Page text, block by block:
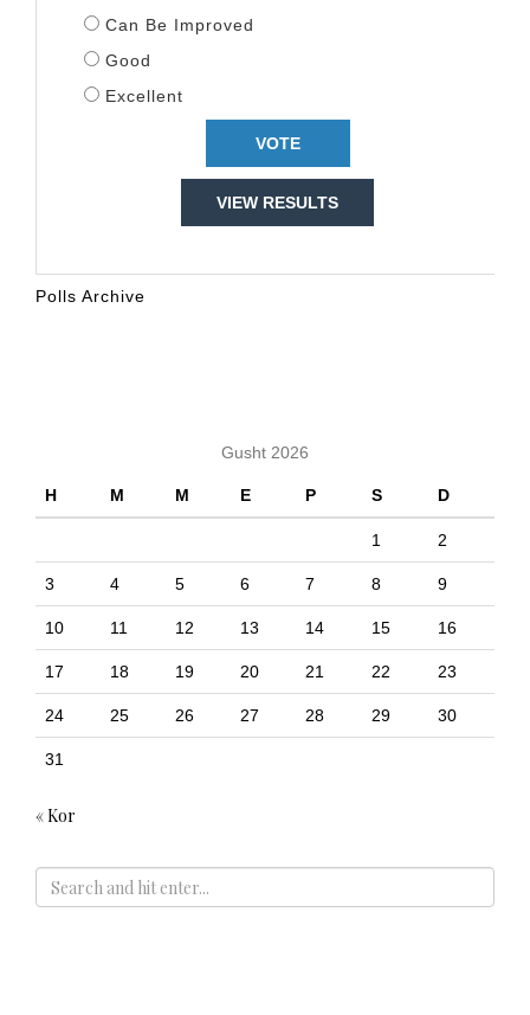
Can Be Improved
Good
Excellent
VIEW RESULTS
Polls Archive
Gusht 2026
H M M E P S D
1 2
3 4 5 6 7 8 9
10 11 12 13 14 15 16
17 18 19 20 21 22 23
24 25 26 27 28 29 30
31
« Kor